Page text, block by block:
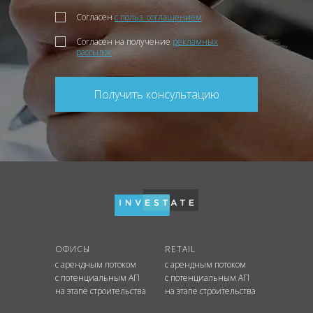
Согласен с польз. соглашением
Согласен на получение рекламных
рассылок
Получить консультацию
ОФИСЫ
с арендным потоком
с потенциальным АП
на этапе строительства
RETAIL
с арендным потоком
с потенциальным АП
на этапе строительства